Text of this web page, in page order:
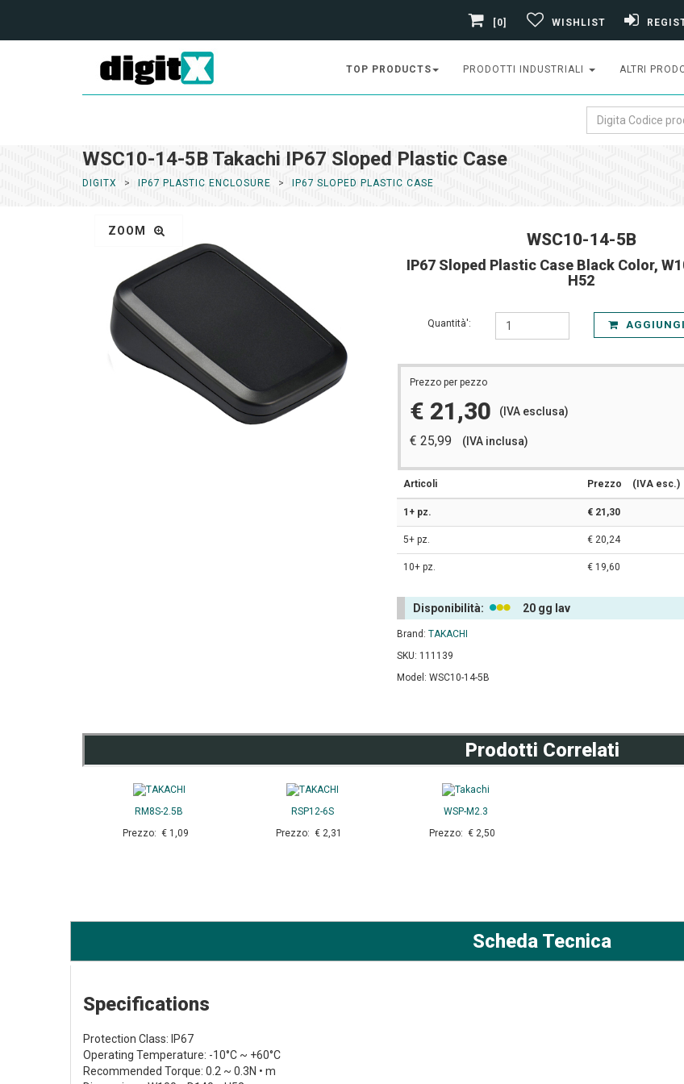
[0] WISHLIST
TOP PRODUCTS PRODOTTI INDUSTRIALI ALTRI
WSC10-14-5B Takachi IP67 Sloped Plastic Case
DIGITX IP67 PLASTIC ENCLOSURE IP67 SLOPED PLASTIC CASE
ZOOM WSC10-14-5B
IP67 Sloped Plastic Case Black Color,
H52
Quantità': AGGIUNGI
Prezzo per pezzo
€ 21,30 (IVA esclusa)
€ 25,99 (IVA inclusa)
Articoli Prezzo (IVA esc.)
1+ pz. € 21,30
5+ pz. € 20,24
10+ pz. € 19,60
Disponibilità: 20 gg lav
Brand: TAKACHI
SKU: 111139
Model: WSC10-14-5B
Prodotti Correlati
RM8S-2.5B
Prezzo: € 1,09
RSP12-6S
Prezzo: € 2,31
WSP-M2.3
Prezzo: € 2,50
Scheda Tecnica
Specifications
Protection Class: IP67
Operating Temperature: -10°C ~ +60°C
Recommended Torque: 0.2 ~ 0.3N • m